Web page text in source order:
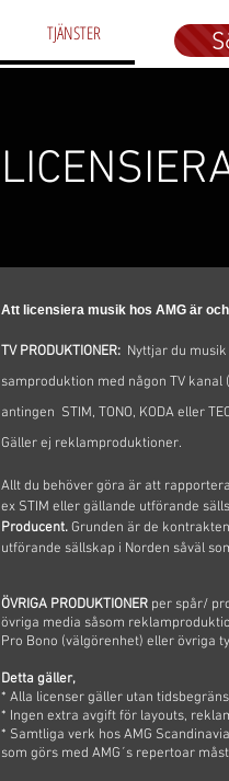
TJÄNSTER
Att licensiera musik hos AMG är
TV PRODUKTIONER: Nyttjar du
samproduktion med någon TV kanal
antingen STIM, TONO, KODA eller
Gäller ej reklamproduktioner.
Allt du behöver göra är att
ex STIM eller gällande utförande
Producent.Grunden är de
utförande sällskap i Norden såväl
ÖVRIGA PRODUKTIONER per spår/
övriga media såsom
Pro Bono (välgörenhet) eller övriga
Detta gäller,
* Alla licenser gäller utan
* Ingen extra avgift för layouts,
* Samtliga verk hos AMG
som görs med AMG´s repertoar